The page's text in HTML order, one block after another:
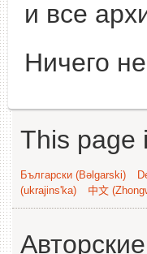
и все
Ничего
This page
Български (Bəlgarski)
(ukrajins'ka)
中文